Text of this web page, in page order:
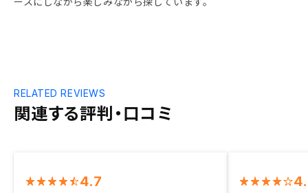
関連する評判・口コミ
RELATED REVIEWS
4.7